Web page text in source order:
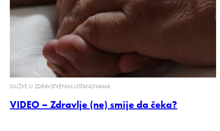
GUŽVE U ZDRAVSTVENIM USTANOVAMA
VIDEO – Zdravlje (ne) smije da čeka?